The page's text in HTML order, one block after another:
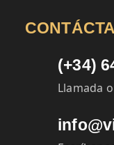
(+34)
Llamada